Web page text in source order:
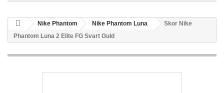
Nike Phantom Nike Phantom Luna
Skor Nike
Phantom Luna 2 Elite FG Svart Guld